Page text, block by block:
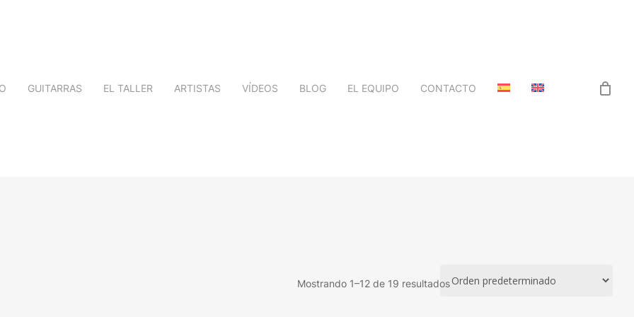
GUITARRAS EL TALLER ARTISTAS VÍDEOS BLOG EL EQUIPO CONTACTO
Mostrando 1–12 de 19 resultados